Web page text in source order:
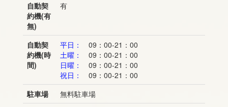
自動契
約機(有
無)
有
自動契
約機(時
間)
平日：
09：00-21：00
土曜：
09：00-21：00
日曜：
09：00-21：00
祝日：
09：00-21：00
駐車場
無料駐車場